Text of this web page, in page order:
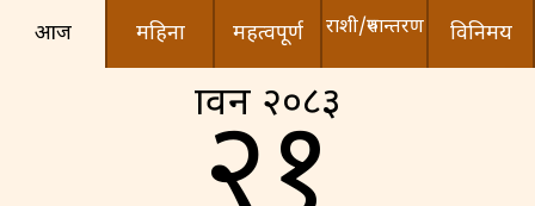
आज महिना महत्वपूर्ण राशी/रुपान्तरण विनिमय
श्रावन २०८३